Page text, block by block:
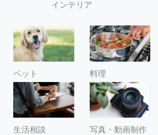
インテリア
ペット 料理
生活相談 写真・動画制作